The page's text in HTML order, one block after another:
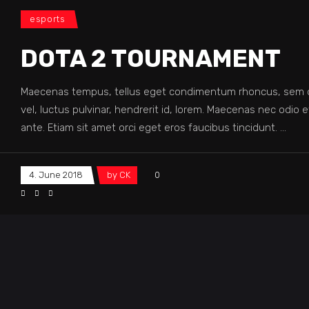
esports
DOTA 2 TOURNAMENT
Maecenas tempus, tellus eget condimentum rhoncus,
vel, luctus pulvinar, hendrerit id, lorem. Maecenas nec
ante. Etiam sit amet orci eget eros faucibus tincidunt.
4. June 2018 by CK 0